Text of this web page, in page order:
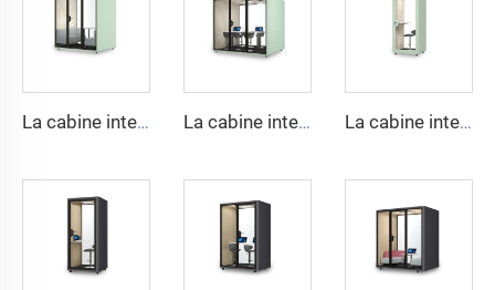
La cabine intelligente et insonorisée pour 4 personnes - série Cyspace X La cabine intelligente et insonorisée pour 6 personnes - série Cyspace X La cabine intelligente et insonorisée pour 1 personne - série Cyspace X